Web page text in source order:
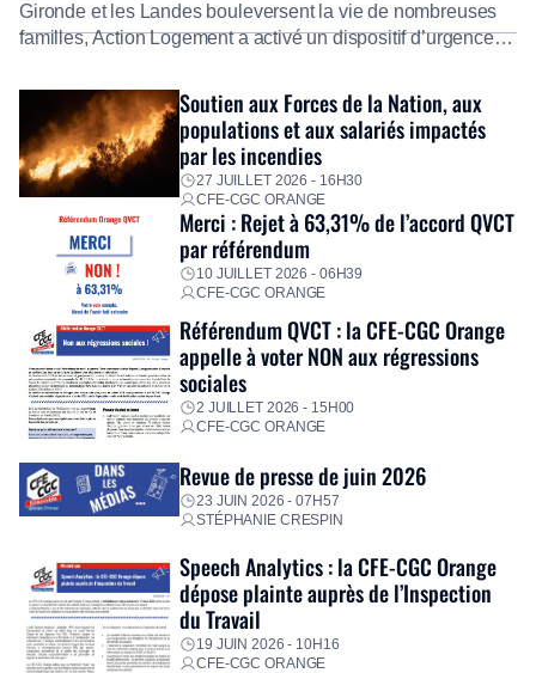
Gironde et les Landes bouleversent la vie de nombreuses
familles, Action Logement a activé un dispositif d’urgence
Fidèle à sa mission d’utilité sociale, le Groupe mobilise
immédiatement ses équipes afin de proposer un diagnostic
personnalisé, des aides financières pour faire face aux
premières dépenses, […]
Soutien aux Forces de la Nation, aux
populations et aux salariés impactés
par les incendies
27 JUILLET 2026 - 16H30
CFE-CGC ORANGE
Merci : Rejet à 63,31% de l’accord QVCT
par référendum
10 JUILLET 2026 - 06H39
CFE-CGC ORANGE
Référendum QVCT : la CFE-CGC Orange
appelle à voter NON aux régressions
sociales
2 JUILLET 2026 - 15H00
CFE-CGC ORANGE
Revue de presse de juin 2026
23 JUIN 2026 - 07H57
STÉPHANIE CRESPIN
Speech Analytics : la CFE-CGC Orange
dépose plainte auprès de l’Inspection
du Travail
19 JUIN 2026 - 10H16
CFE-CGC ORANGE